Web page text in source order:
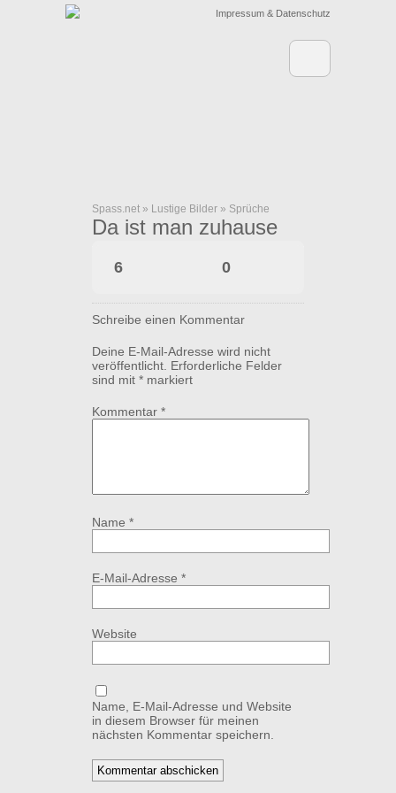
Impressum & Datenschutz
Spass.net » Lustige Bilder » Sprüche
Da ist man zuhause
6 0
Schreibe einen Kommentar
Deine E-Mail-Adresse wird nicht
veröffentlicht. Erforderliche Felder
sind mit * markiert
Kommentar *
Name *
E-Mail-Adresse *
Website
Name, E-Mail-Adresse und Website
in diesem Browser für meinen
nächsten Kommentar speichern.